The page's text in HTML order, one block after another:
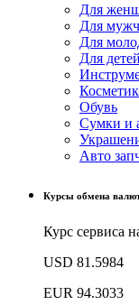
Для
Для
Для
Для детей
Обувь
Сумки и
Авто
Курсы обмена
Курс сервиса
USD 81.5984
EUR 94.3033